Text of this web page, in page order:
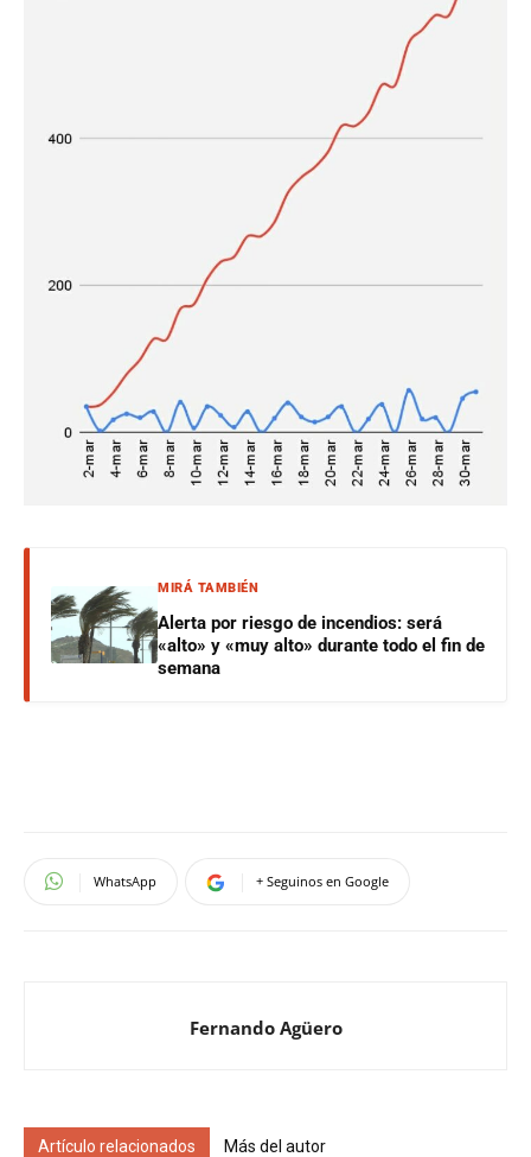
MIRÁ TAMBIÉN
Alerta por riesgo de incendios: será
«alto» y «muy alto» durante todo el fin de
semana
WhatsApp + Seguinos en Google
Fernando Agüero
Artículo relacionados Más del autor